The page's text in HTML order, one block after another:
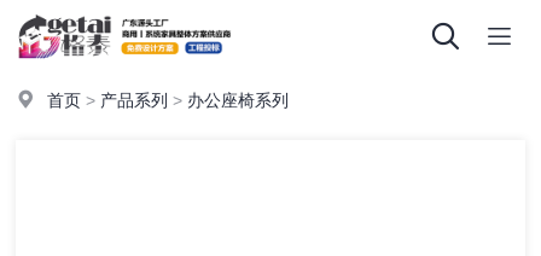
首页 > 产品系列 > 办公座椅系列